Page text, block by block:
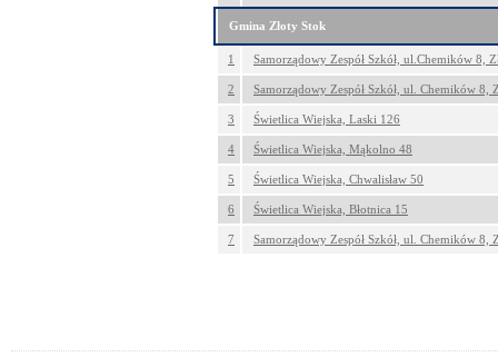
Gmina Złoty Stok
1 Samorządowy Zespół Szkół, ul.Chemików 8,
2 Samorządowy Zespół Szkół, ul. Chemików 8,
3 Świetlica Wiejska, Laski 126
4 Świetlica Wiejska, Mąkolno 48
5 Świetlica Wiejska, Chwalisław 50
6 Świetlica Wiejska, Błotnica 15
7 Samorządowy Zespół Szkół, ul. Chemików 8,